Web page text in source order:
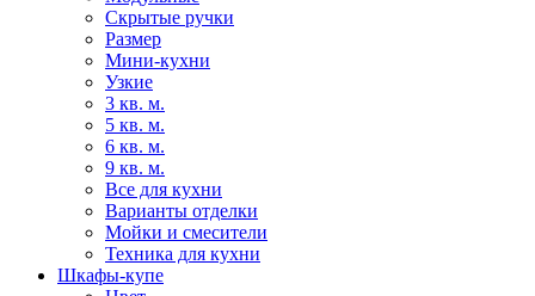
Скрытые ручки
Размер
Мини-кухни
Узкие
3 кв. м.
5 кв. м.
6 кв. м.
9 кв. м.
Все для кухни
Варианты отделки
Мойки и смесители
Техника для кухни
Шкафы-купе